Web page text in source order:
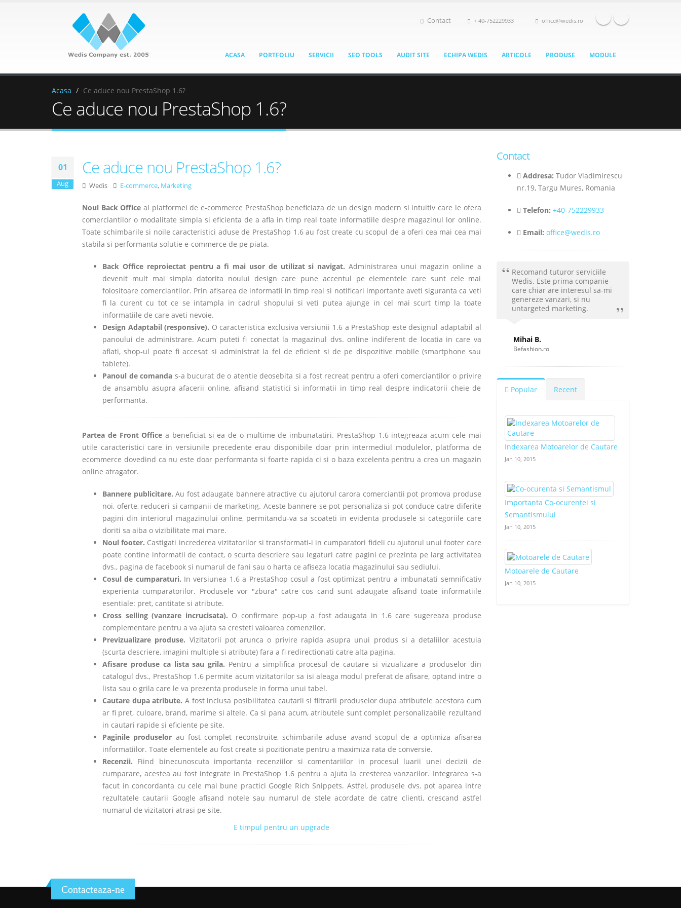
Contact + 40-752229933 office@wedis.ro
ACASA PORTFOLIU SERVICII SEO TOOLS AUDIT SITE ECHIPA WEDIS ARTICOLE PRODUSE MODULE
Acasa Ce aduce nou PrestaShop 1.6?
Ce aduce nou PrestaShop 1.6?
01
Aug
Ce aduce nou PrestaShop 1.6?
Wedis E-commerce, Marketing
Noul Back Office al platformei de e-commerce PrestaShop beneficiaza de un design modern si intuitiv care le ofera
comerciantilor o modalitate simpla si eficienta de a afla in timp real toate informatiile despre magazinul lor online.
Toate schimbarile si noile caracteristici aduse de PrestaShop 1.6 au fost create cu scopul de a oferi cea mai cea mai
stabila si performanta solutie e-commerce de pe piata.
Back Office reproiectat pentru a fi mai usor de utilizat si navigat.Administrarea unui magazin online a
devenit mult mai simpla datorita noului design care pune accentul pe elementele care sunt cele mai
folositoare comerciantilor. Prin afisarea de informatii in timp real si notificari importante aveti siguranta ca veti
fi la curent cu tot ce se intampla in cadrul shopului si veti putea ajunge in cel mai scurt timp la toate
informatiile de care aveti nevoie.
Design Adaptabil (responsive). O caracteristica exclusiva versiunii 1.6 a PrestaShop este designul adaptabil al
panoului de administrare. Acum puteti fi conectat la magazinul dvs. online indiferent de locatia in care va
aflati, shop-ul poate fi accesat si administrat la fel de eficient si de pe dispozitive mobile (smartphone sau
tablete).
Panoul de comanda s-a bucurat de o atentie deosebita si a fost recreat pentru a oferi comerciantilor o privire
de ansamblu asupra afacerii online, afisand statistici si informatii in timp real despre indicatorii cheie de
performanta.
Partea de Front Office a beneficiat si ea de o multime de imbunatatiri. PrestaShop 1.6 integreaza acum cele mai
utile caracteristici care in versiunile precedente erau disponibile doar prin intermediul modulelor, platforma de
ecommerce dovedind ca nu este doar performanta si foarte rapida ci si o baza excelenta pentru a crea un magazin
online atragator.
Bannere publicitare.Au fost adaugate bannere atractive cu ajutorul carora comerciantii pot promova produse
noi, oferte, reduceri si campanii de marketing. Aceste bannere se pot personaliza si pot conduce catre diferite
pagini din interiorul magazinului online, permitandu-va sa scoateti in evidenta produsele si categoriile care
doriti sa aiba o vizibilitate mai mare.
Noul footer. Castigati increderea vizitatorilor si transformati-i in cumparatori fideli cu ajutorul unui footer care
poate contine informatii de contact, o scurta descriere sau legaturi catre pagini ce prezinta pe larg activitatea
dvs., pagina de facebook si numarul de fani sau o harta ce afiseza locatia magazinului sau sediului.
Cosul de cumparaturi. In versiunea 1.6 a PrestaShop cosul a fost optimizat pentru a imbunatati semnificativ
experienta cumparatorilor. Produsele vor "zbura" catre cos cand sunt adaugate afisand toate informatiile
esentiale: pret, cantitate si atribute.
Cross selling (vanzare incrucisata). O confirmare pop-up a fost adaugata in 1.6 care sugereaza produse
complementare pentru a va ajuta sa cresteti valoarea comenzilor.
Previzualizare produse. Vizitatorii pot arunca o privire rapida asupra unui produs si a detaliilor acestuia
(scurta descriere, imagini multiple si atribute) fara a fi redirectionati catre alta pagina.
Afisare produse ca lista sau grila. Pentru a simplifica procesul de cautare si vizualizare a produselor din
catalogul dvs., PrestaShop 1.6 permite acum vizitatorilor sa isi aleaga modul preferat de afisare, optand intre o
lista sau o grila care le va prezenta produsele in forma unui tabel.
Cautare dupa atribute.A fost inclusa posibilitatea cautarii si filtrarii produselor dupa atributele acestora cum
ar fi pret, culoare, brand, marime si altele. Ca si pana acum, atributele sunt complet personalizabile rezultand
in cautari rapide si eficiente pe site.
Paginile produselor au fost complet reconstruite, schimbarile aduse avand scopul de a optimiza afisarea
informatiilor. Toate elementele au fost create si pozitionate pentru a maximiza rata de conversie.
Recenzii. Fiind binecunoscuta importanta recenziilor si comentariilor in procesul luarii unei decizii de
cumparare, acestea au fost integrate in PrestaShop 1.6 pentru a ajuta la cresterea vanzarilor. Integrarea s-a
facut in concordanta cu cele mai bune practici Google Rich Snippets. Astfel, produsele dvs. pot aparea intre
rezultatele cautarii Google afisand notele sau numarul de stele acordate de catre clienti, crescand astfel
numarul de vizitatori atrasi pe site.
E timpul pentru un upgrade
Contact
Addresa: Tudor Vladimirescu
nr.19, Targu Mures, Romania
Telefon: +40-752229933
Email: office@wedis.ro
Recomand tuturor serviciile
Wedis. Este prima companie
care chiar are interesul sa-mi
genereze vanzari, si nu
untargeted marketing.
Mihai B.
Befashion.ro
Popular Recent
Indexarea Motoarelor de Cautare
Jan 10, 2015
Importanta Co-ocurentei si
Semantismului
Jan 10, 2015
Motoarele de Cautare
Jan 10, 2015
Contacteaza-ne